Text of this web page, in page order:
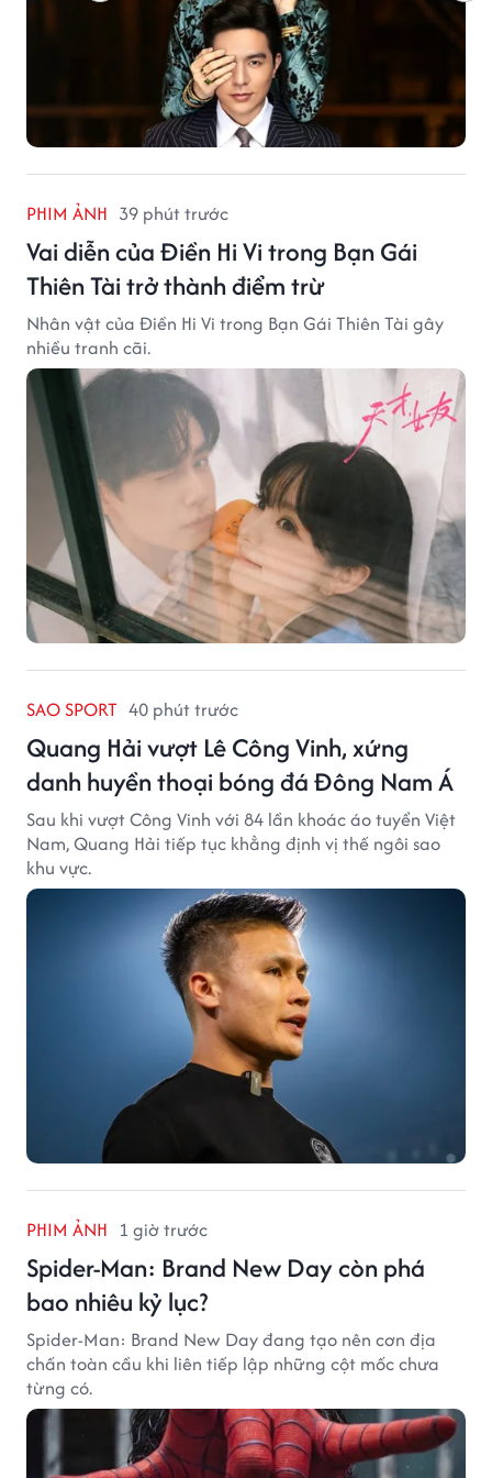
PHIM ẢNH 39 phút trước
Vai diễn của Điền Hi Vi trong Bạn Gái
Thiên Tài trở thành điểm trừ
Nhân vật của Điền Hi Vi trong Bạn Gái Thiên Tài gây
nhiều tranh cãi.
SAO SPORT 40 phút trước
Quang Hải vượt Lê Công Vinh, xứng
danh huyền thoại bóng đá Đông Nam Á
Sau khi vượt Công Vinh với 84 lần khoác áo tuyển Việt
Nam, Quang Hải tiếp tục khẳng định vị thế ngôi sao
khu vực.
PHIM ẢNH 1 giờ trước
Spider-Man: Brand New Day còn phá
bao nhiêu kỷ lục?
Spider-Man: Brand New Day đang tạo nên cơn địa
chấn toàn cầu khi liên tiếp lập những cột mốc chưa
từng có.